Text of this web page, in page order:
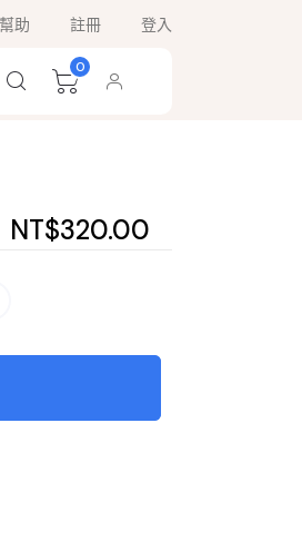
幫助 註冊 登入
0
NT$320.00